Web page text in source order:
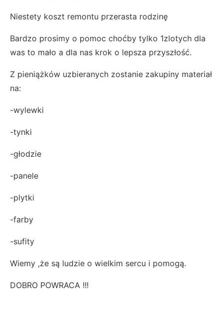
Niestety koszt remontu przerasta rodzinę
Bardzo prosimy o pomoc choćby tylko 1zlotych dla
was to mało a dla nas krok o lepsza przyszłość.
Z pieniążków uzbieranych zostanie zakupiny materiał
na:
-wylewki
-tynki
-głodzie
-panele
-plytki
-farby
-sufity
Wiemy ,że są ludzie o wielkim sercu i pomogą.
DOBRO POWRACA !!!